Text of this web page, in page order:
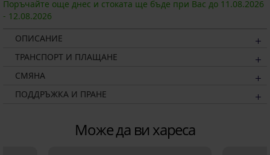
Поръчайте още днес и стоката ще бъде при Вас до 11.08.2026
- 12.08.2026
ОПИСАНИЕ
ТРАНСПОРТ И ПЛАЩАНЕ
СМЯНА
ПОДДРЪЖКА И ПРАНЕ
Може да ви хареса